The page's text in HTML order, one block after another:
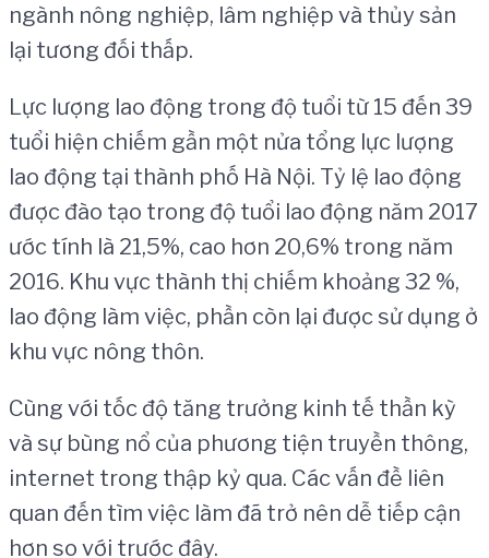
ngành nông nghiệp, lâm nghiệp và thủy sản
lại tương đối thấp.
Lực lượng lao động trong độ tuổi từ 15 đến 39
tuổi hiện chiếm gần một nửa tổng lực lượng
lao động tại thành phố Hà Nội. Tỷ lệ lao động
được đào tạo trong độ tuổi lao động năm 2017
ước tính là 21,5%, cao hơn 20,6% trong năm
2016. Khu vực thành thị chiếm khoảng 32 %,
lao động làm việc, phần còn lại được sử dụng ở
khu vực nông thôn.
Cùng với tốc độ tăng trưởng kinh tế thần kỳ
và sự bùng nổ của phương tiện truyền thông,
internet trong thập kỷ qua. Các vấn đề liên
quan đến tìm việc làm đã trở nên dễ tiếp cận
hơn so với trước đây.